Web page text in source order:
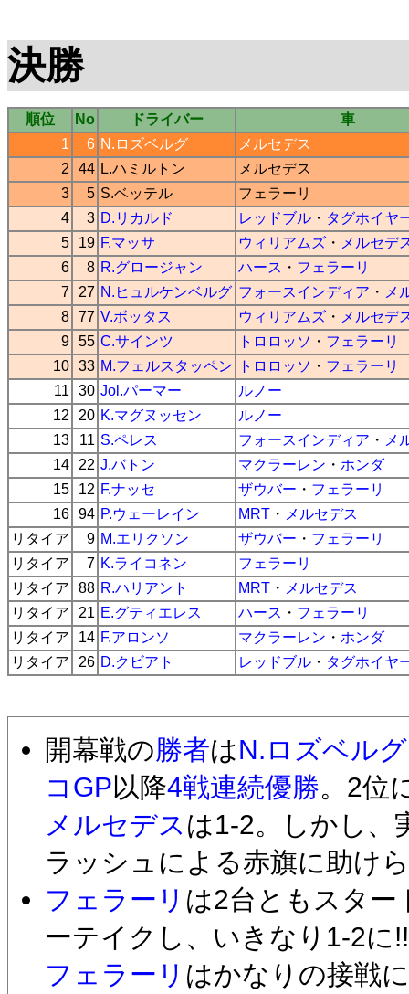
決勝
順位 No ドライバー
車
1
6 N.ロズベルグ
メルセデス
2
44 L.ハミルトン
メルセデス
3
5 S.ベッテル
フェラーリ
4
3 D.リカルド レッドブル ・ タグホイヤ
5
19 F.マッサ ウィリアムズ ・ メルセデ
6
8 R.グロージャン ハース ・ フェラーリ
7
27 N.ヒュルケンベルグ フォースインディア ・ メ
8 77 V.ボッタス ウィリアムズ ・ メルセデ
9 55 C.サインツ トロロッソ ・ フェラーリ
10 33 M.フェルスタッペン トロロッソ ・ フェラーリ
11
30 Jol.パーマー
ルノー
12
20 K.マグヌッセン
ルノー
13
11 S.ペレス フォースインディア ・ メ
14
22 J.バトン マクラーレン ・ ホンダ
15
12 F.ナッセ ザウバー ・ フェラーリ
16 94 P.ウェーレイン MRT ・ メルセデス
リタイア
9 M.エリクソン ザウバー ・ フェラーリ
リタイア
7 K.ライコネン
フェラーリ
リタイア
88 R.ハリアント MRT ・ メルセデス
リタイア
21 E.グティエレス ハース ・ フェラーリ
リタイア
14 F.アロンソ マクラーレン ・ ホンダ
リタイア
26 D.クビアト レッドブル ・ タグホイヤ
開幕戦の勝者はN.ロズベルグ
コGP以降4戦連続優勝。2位
メルセデス は1-2。しかし、
ラッシュによる赤旗に助け
フェラーリ は2台ともスター
ーテイクし、いきなり1-2に
フェラーリ はかなりの接戦